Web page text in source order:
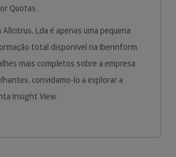
Quotas.
Allcitrus, Lda é apenas uma pequena
total disponível na Iberinform.
mais completos sobre a empresa
convidamo-lo a explorar a
Insight View.